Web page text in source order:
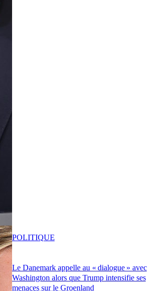
Le Danemark appelle au « dialogue » avec
Washington alors que Trump intensifie ses
menaces sur le Groenland
POLITIQUE